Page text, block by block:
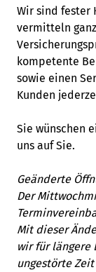
Wir sind fester
vermitteln
kompetente
sowie einen
Kunden
Sie wünschen
uns auf Sie.
Geänderte
Der
Mit dieser
wir für längere
ungestörte